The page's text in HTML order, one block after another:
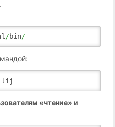
/bin/
«чтение» и